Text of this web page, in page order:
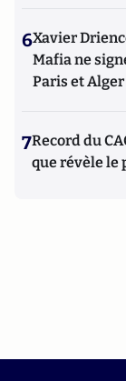
6Xavier
Mafia ne
Paris et Alger
7Record du
que révèle le